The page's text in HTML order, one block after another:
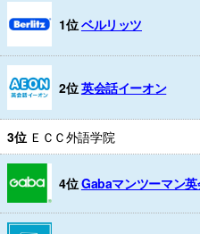
1位ベルリッツ
2位英会話イーオン
3位 ＥＣＣ外語学院
4位Gabaマンツーマン